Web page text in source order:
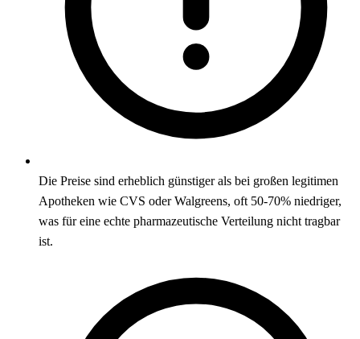
Die Preise sind erheblich günstiger als bei großen legitimen
Apotheken wie CVS oder Walgreens, oft 50-70% niedriger,
was für eine echte pharmazeutische Verteilung nicht tragbar
ist.